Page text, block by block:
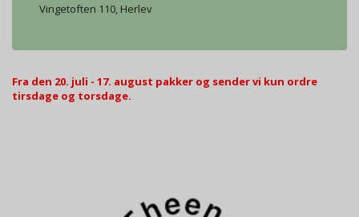
Vingetoften 110, Herlev
Fra den 20. juli - 17. august pakker og sender vi kun ordre
tirsdage og torsdage.